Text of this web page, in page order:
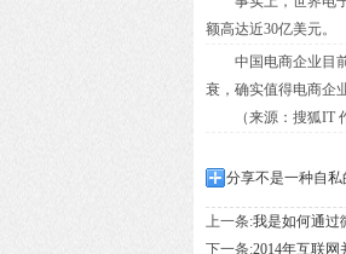
额高达近30亿美元。
中国电商企业目前
衰，确实值得电商企
（来源：搜狐IT 作
分享不是一种自私
上一条:我是如何通过
下一条:2014年互联网